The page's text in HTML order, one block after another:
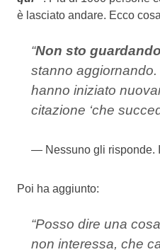
è lasciato andare. Ecco
“Non sto
stanno
hanno iniziato
citazione ‘che
Nessuno gli risponde.
Poi ha aggiunto:
“Posso dire una
non interessa, che